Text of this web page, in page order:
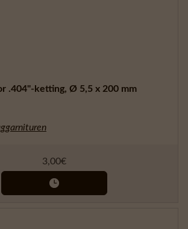
.404"-ketting, Ø 5,5 x 200 mm
3,00€